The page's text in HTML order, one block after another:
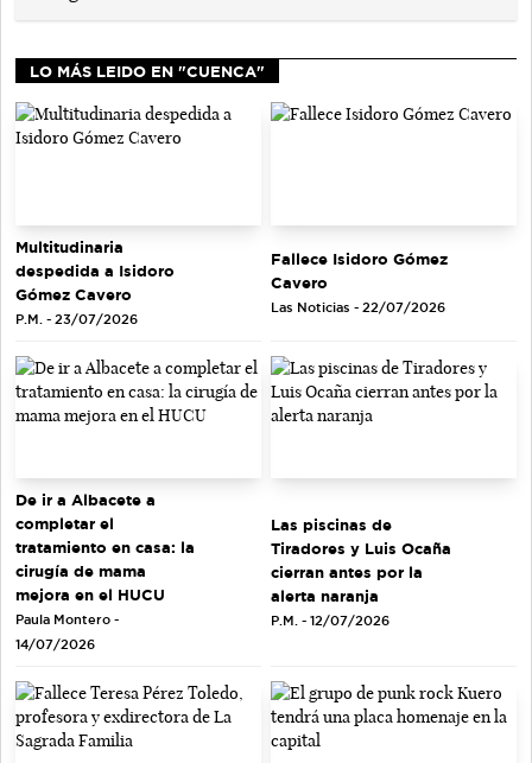
LO MÁS LEIDO EN "CUENCA"
Multitudinaria
despedida a Isidoro
Gómez Cavero
P.M. - 23/07/2026
Fallece Isidoro Gómez
Cavero
Las Noticias - 22/07/2026
De ir a Albacete a
completar el
tratamiento en casa: la
cirugía de mama
mejora en el HUCU
Paula Montero -
14/07/2026
Las piscinas de
Tiradores y Luis Ocaña
cierran antes por la
alerta naranja
P.M. - 12/07/2026